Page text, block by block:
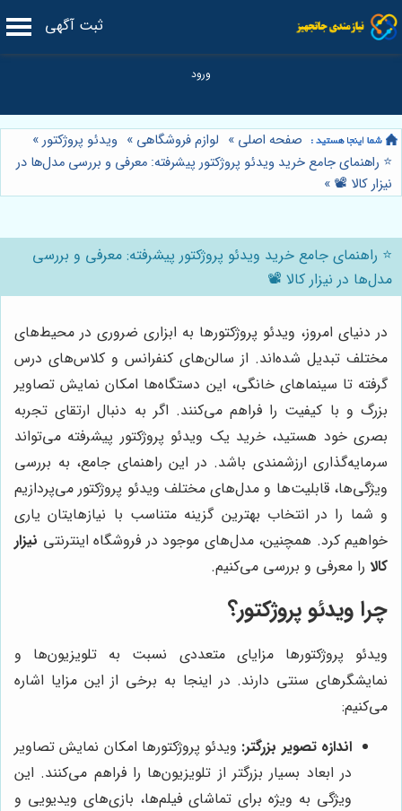
ثبت آگهی
صفحه اصلی » لوازم فروشگاهی » ویدئو پروژکتور»
⭐️ راهنمای جامع خرید ویدئو پروژکتور پیشرفته: معرفی و بررسی مدل‌ها در
نیزار کالا 📽️ »
⭐️ راهنمای جامع خرید ویدئو پروژکتور پیشرفته: معرفی و بررسی
مدل‌ها در نیزار کالا 📽️
در دنیای امروز، ویدئو پروژکتورها به ابزاری ضروری در محیط‌های
مختلف تبدیل شده‌اند. از سالن‌های کنفرانس و کلاس‌های درس
گرفته تا سینماهای خانگی، این دستگاه‌ها امکان نمایش تصاویر
بزرگ و با کیفیت را فراهم می‌کنند. اگر به دنبال ارتقای تجربه
بصری خود هستید، خرید یک ویدئو پروژکتور پیشرفته می‌تواند
سرمایه‌گذاری ارزشمندی باشد. در این راهنمای جامع، به بررسی
ویژگی‌ها، قابلیت‌ها و مدل‌های مختلف ویدئو پروژکتور می‌پردازیم
و شما را در انتخاب بهترین گزینه متناسب با نیازهایتان یاری
خواهیم کرد. همچنین، مدل‌های موجود در فروشگاه اینترنتی نیزار
کالا را معرفی و بررسی می‌کنیم.
چرا ویدئو پروژکتور؟
ویدئو پروژکتورها مزایای متعددی نسبت به تلویزیون‌ها و
نمایشگرهای سنتی دارند. در اینجا به برخی از این مزایا اشاره
می‌کنیم:
اندازه تصویر بزرگتر: ویدئو پروژکتورها امکان نمایش تصاویر
در ابعاد بسیار بزرگتر از تلویزیون‌ها را فراهم می‌کنند. این
ویژگی به ویژه برای تماشای فیلم‌ها، بازی‌های ویدیویی و